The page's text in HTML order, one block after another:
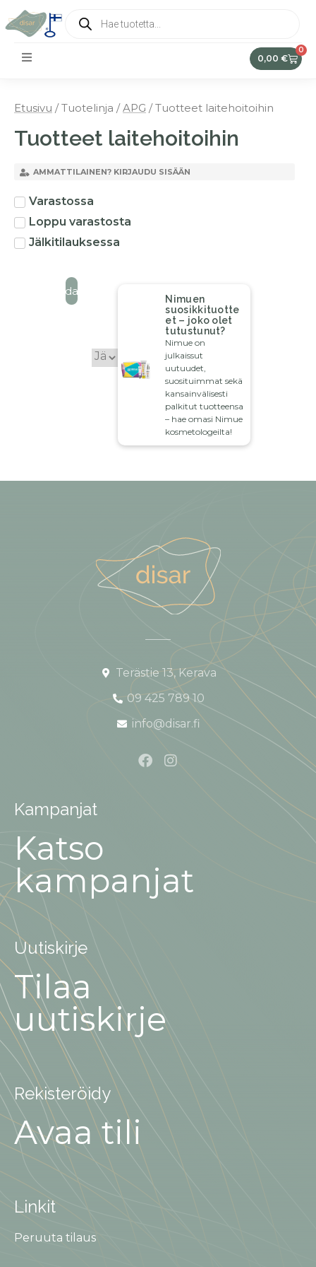
0,00 €
0
Etusivu / Tuotelinja /APG / Tuotteet laitehoitoihin
Tuotteet laitehoitoihin
AMMATTILAINEN? KIRJAUDU SISÄÄN
Varastossa
Loppu varastosta
Jälkitilauksessa
Suodata
Nimuen
suosikkituotte
et – joko olet
tutustunut?
Nimue on
julkaissut
uutuudet,
suosituimmat sekä
kansainvälisesti
palkitut tuotteensa
– hae omasi Nimue
kosmetologeilta!
Terästie 13, Kerava
09 425 789 10
info@disar.fi
Kampanjat
Katso
kampanjat
Uutiskirje
Tilaa
uutiskirje
Rekisteröidy
Avaa tili
Linkit
Peruuta tilaus